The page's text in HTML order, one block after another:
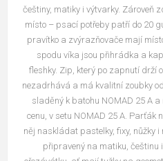
češtiny, matiky i výtvarky. Zároveň
místo – psací potřeby patří do 20
pravítko a zvýrazňovače mají
spodu víka jsou přihrádka a
fleshky. Zip, který po zapnutí drží
nezadrhává a má kvalitní zoubky
sladěný k batohu NOMAD 25 A
cenu, v setu NOMAD 25 A. Parťák
něj naskládat pastelky, fixy, nůžky i
připravený na matiku, češtinu